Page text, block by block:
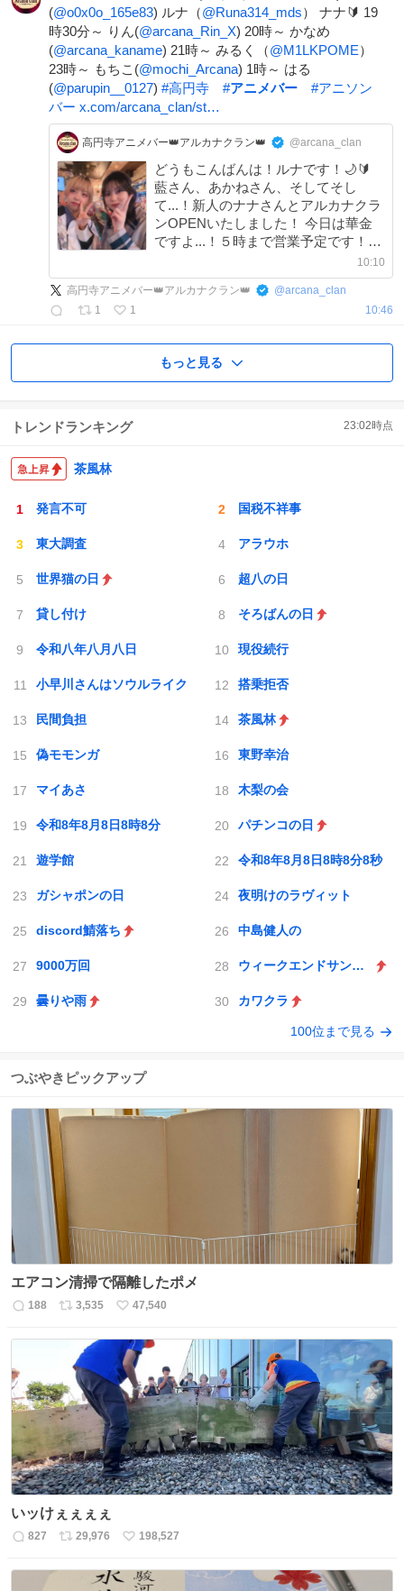
(@o0x0o_165e83) ルナ（@Runa314_mds） ナナ🔰 19
時30分～ りん(@arcana_Rin_X) 20時～ かなめ
(@arcana_kaname) 21時～ みるく（@M1LKPOME）
23時～ もちこ(@mochi_Arcana) 1時～ はる
(@parupin__0127) #高円寺 #アニメバー #アニソン
バー x.com/arcana_clan/st…
高円寺アニメバー👑アルカナクラン👑 @arcana_clan
どうもこんばんは！ルナです！🌙🔰
藍さん、あかねさん、そしてそし
て...！新人のナナさんとアルカナクラ
ンOPENいたしました！ 今日は華金
ですよ...！５時まで営業予定です！皆
さんのご来店をお待ちしています~!! #
高円寺 #アニメバー #アニソンバ
ー #コスプレ #コンカフェ #カラ
10:10
高円寺アニメバー👑アルカナクラン👑 @arcana_clan
1
1 10:46
もっと見る
トレンドランキング 23:02時点
茶風林
発言不可 国税不祥事
東大調査 アラウホ
世界猫の日 超八の日
貸し付け そろばんの日
令和八年八月八日 現役続行
小早川さんはソウルライク 搭乗拒否
民間負担 茶風林
偽モモンガ 東野幸治
マイあさ 木梨の会
令和8年8月8日8時8分 パチンコの日
遊学館 令和8年8月8日8時8分8秒
ガシャポンの日 夜明けのラヴィット
discord鯖落ち 中島健人の
9000万回 ウィークエンドサンシャイン
曇りや雨 カワクラ
100位まで見る
つぶやきピックアップ
エアコン清掃で隔離したポメ
返
188
リ
数
3,535
い
ね
数
47,540
いッけぇぇぇぇ
返
827
リ
29,976
い
ね
198,527